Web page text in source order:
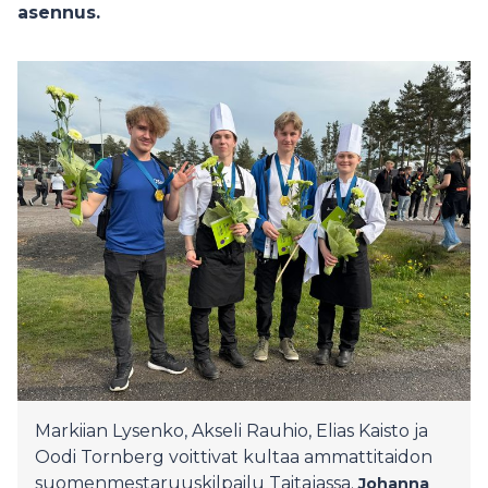
asennus.
Markiian Lysenko, Akseli Rauhio, Elias Kaisto ja
Oodi Tornberg voittivat kultaa ammattitaidon
suomenmestaruuskilpailu Taitajassa. Johanna